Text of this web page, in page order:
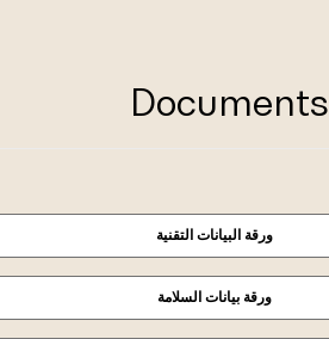
Documents
ورقة البيانات التقنية
ورقة بيانات السلامة